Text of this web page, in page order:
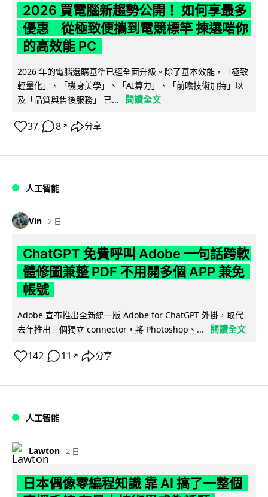
2026 買電腦新趨勢公開！ 如何享最多
優惠 從極致便攜到電競標竿 揀選啱你
的高效能 PC
2026 年的電腦選購基準已經全面升級。除了基本效能，「極致
輕量化」、「機身美學」、「AI算力」、「前瞻技術加持」以
及「品質與售後服務」 已...
閱讀全文
37 8 ↗ 分享
人工智能
Vin 2 日
ChatGPT 免費呼叫 Adobe 一句話跨軟
體修圖兼整 PDF 不用開多個 APP 兼免
帳號
Adobe 宣布推出全新統一版 Adobe for ChatGPT 外掛，取代
去年推出三個獨立 connector，將 Photoshop、...
閱讀全文
142 11 ↗ 分享
人工智能
Lawton 2 日
日本偶像零編程知識 靠 AI 搞了一整個